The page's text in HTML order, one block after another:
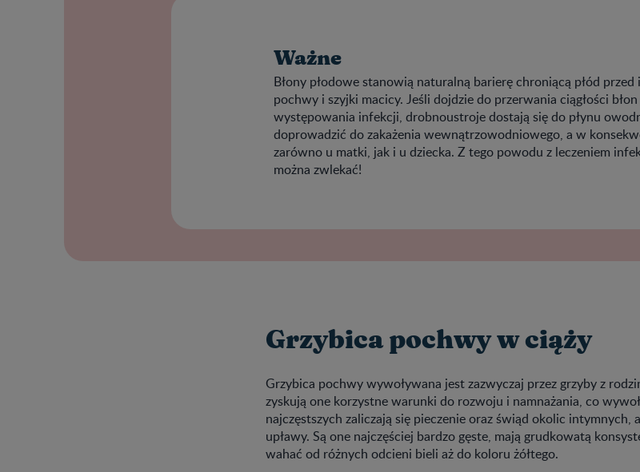
Ważne
Błony płodowe stanowią naturalną barierę chroniącą płód
pochwy i szyjki macicy. Jeśli dojdzie do przerwania ciągłości
występowania infekcji, drobnoustroje dostają się do płynu
doprowadzić do zakażenia wewnątrzowodniowego, a w
zarówno u matki, jak i u dziecka. Z tego powodu z leczeniem
można zwlekać!
Grzybica pochwy w ciąży
Grzybica pochwy wywoływana jest zazwyczaj przez grzyby z
zyskują one korzystne warunki do rozwoju i namnażania, co
najczęstszych zaliczają się pieczenie oraz świąd okolic intymnych,
upławy. Są one najczęściej bardzo gęste, mają grudkowatą
wahać od różnych odcieni bieli aż do koloru żółtego.